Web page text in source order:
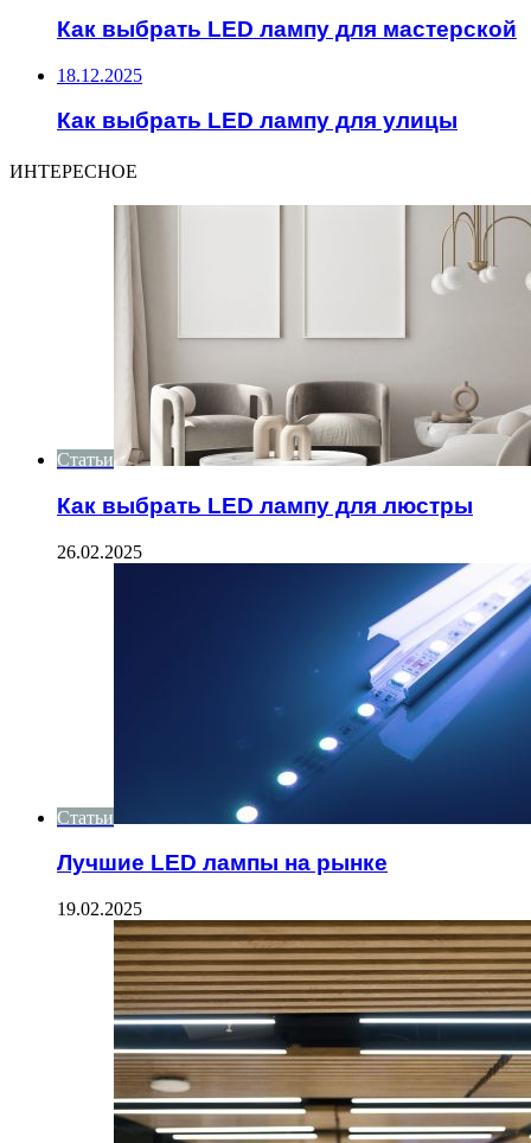
Как выбрать LED лампу для мастерской
18.12.2025
Как выбрать LED лампу для улицы
ИНТЕРЕСНОЕ
Статьи
Как выбрать LED лампу для люстры
26.02.2025
Статьи
Лучшие LED лампы на рынке
19.02.2025